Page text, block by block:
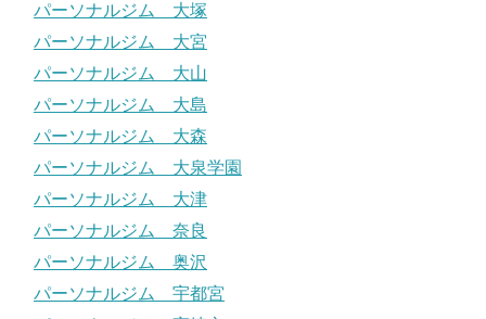
パーソナルジム 大塚
パーソナルジム 大宮
パーソナルジム 大山
パーソナルジム 大島
パーソナルジム 大森
パーソナルジム 大泉学園
パーソナルジム 大津
パーソナルジム 奈良
パーソナルジム 奥沢
パーソナルジム 宇都宮